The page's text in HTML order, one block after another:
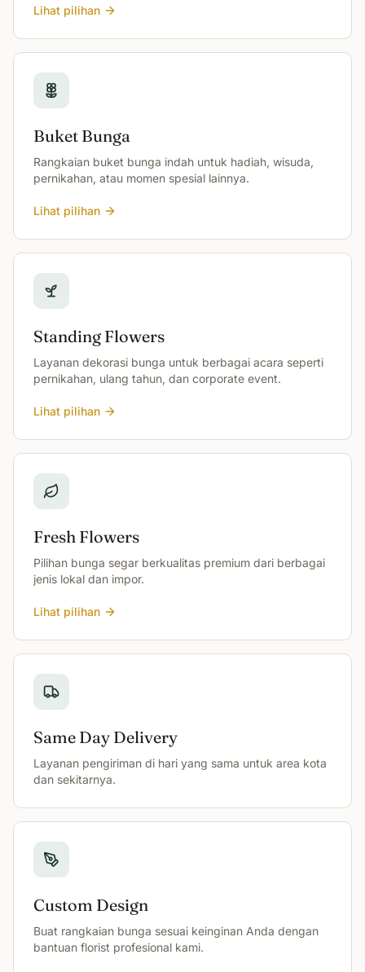
Lihat pilihan
Buket Bunga
Rangkaian buket bunga indah untuk hadiah, wisuda,
pernikahan, atau momen spesial lainnya.
Lihat pilihan
Standing Flowers
Layanan dekorasi bunga untuk berbagai acara seperti
pernikahan, ulang tahun, dan corporate event.
Lihat pilihan
Fresh Flowers
Pilihan bunga segar berkualitas premium dari berbagai
jenis lokal dan impor.
Lihat pilihan
Same Day Delivery
Layanan pengiriman di hari yang sama untuk area kota
dan sekitarnya.
Custom Design
Buat rangkaian bunga sesuai keinginan Anda dengan
bantuan florist profesional kami.